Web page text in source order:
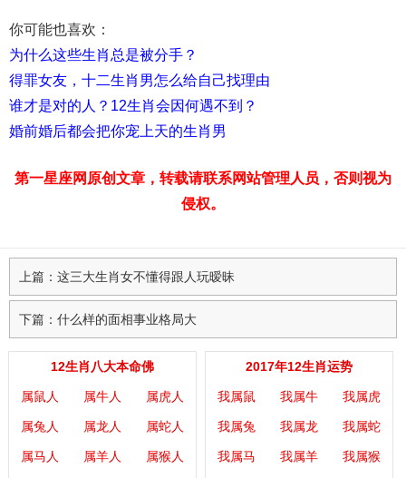
你可能也喜欢：
为什么这些生肖总是被分手？
得罪女友，十二生肖男怎么给自己找理由
谁才是对的人？12生肖会因何遇不到？
婚前婚后都会把你宠上天的生肖男
第一星座网原创文章，转载请联系网站管理人员，否则视为
侵权。
上篇：这三大生肖女不懂得跟人玩暧昧
下篇：什么样的面相事业格局大
12生肖八大本命佛
属鼠人 属牛人 属虎人
属兔人 属龙人 属蛇人
属马人 属羊人 属猴人
2017年12生肖运势
我属鼠 我属牛 我属虎
我属兔 我属龙 我属蛇
我属马 我属羊 我属猴